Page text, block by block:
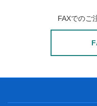
FAXでのご